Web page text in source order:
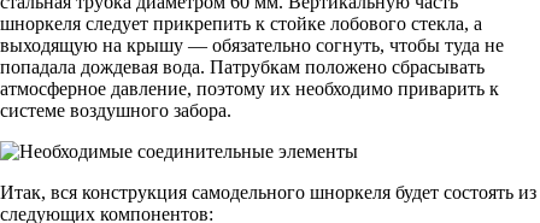
шноркеля следует прикрепить к стойке лобового стекла, а
выходящую на крышу — обязательно согнуть, чтобы туда не
попадала дождевая вода. Патрубкам положено сбрасывать
атмосферное давление, поэтому их необходимо приварить к
системе воздушного забора.
Итак, вся конструкция самодельного шноркеля будет состоять из
следующих компонентов: